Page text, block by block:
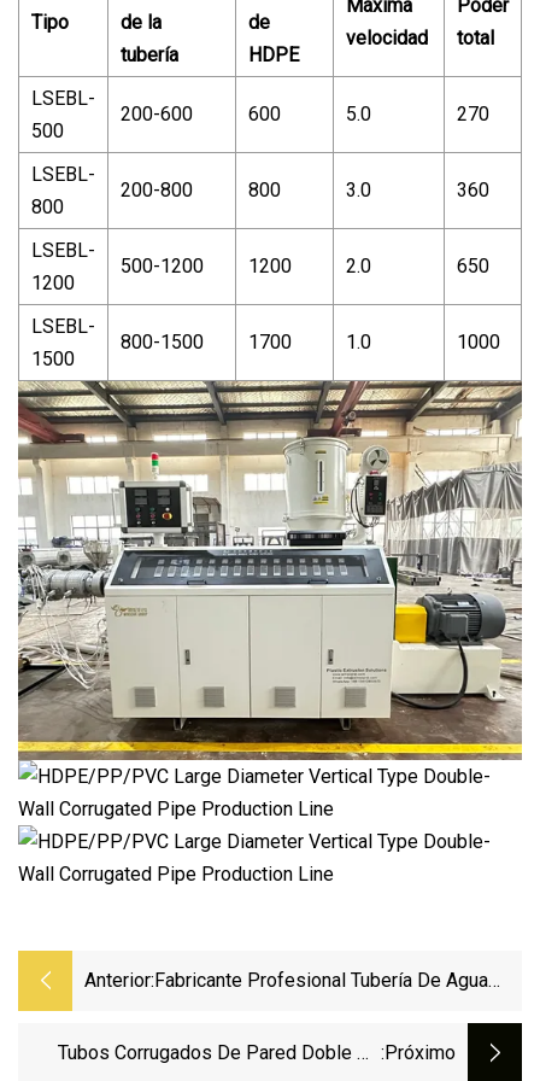
Tipo
de la
tubería
de
HDPE
Máxima
velocidad
Poder
total
LSEBL-
500
200-600 600 5.0 270
LSEBL-
800
200-800 800 3.0 360
LSEBL-
1200
500-1200 1200 2.0 650
LSEBL-
1500
800-1500 1700 1.0 1000
Anterior:Fabricante Profesional Tubería De Agua
Tubería De HDPE Flexible De Polietileno
Tubos Corrugados De Pared Doble De :próximo